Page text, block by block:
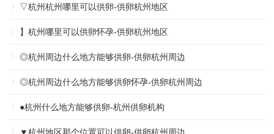
▽杭州杭州哪里可以供卵-供卵杭州地区
】杭州哪里可以供卵怀孕-供卵杭州地区
◎杭州周边什么地方能够供卵-供卵杭州周边
◎杭州周边什么地方能够供卵怀孕-供卵杭州周边
●杭州什么地方能够供卵-杭州供卵机构